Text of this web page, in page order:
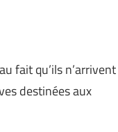
fait qu’ils n’arrivent
destinées aux